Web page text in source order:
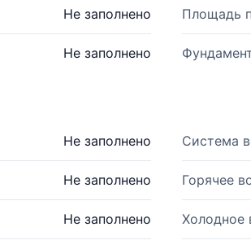
Не заполнено Площадь
Не заполнено
Не заполнено Система
Не заполнено Горячее
Не заполнено Холодное